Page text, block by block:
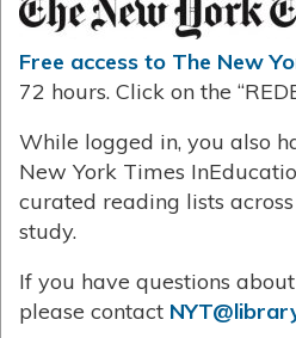
Free access to The New
72 hours. Click on the
While logged in, you also
New York Times
curated reading lists
study.
If you have questions
please contact